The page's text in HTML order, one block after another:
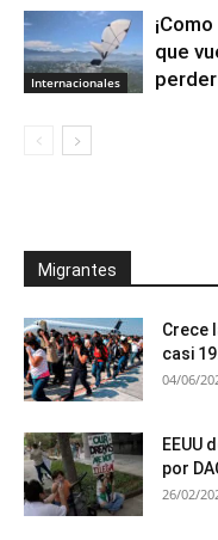
Internacionales
que
Migrantes
Crece
casi
04/06/
EEUU
por
26/02/